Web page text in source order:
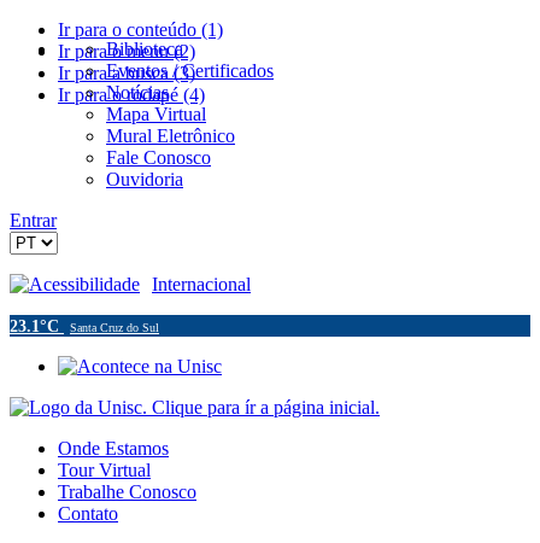
Ir para o conteúdo (1)
Ir para o menu (2)
Ir para a busca (3)
Ir para o rodapé (4)
Biblioteca
Eventos / Certificados
Notícias
Mapa Virtual
Mural Eletrônico
Fale Conosco
Ouvidoria
Entrar
Acessibilidade Internacional
23.1°C Santa Cruz do Sul
Onde Estamos
Tour Virtual
Trabalhe Conosco
Contato